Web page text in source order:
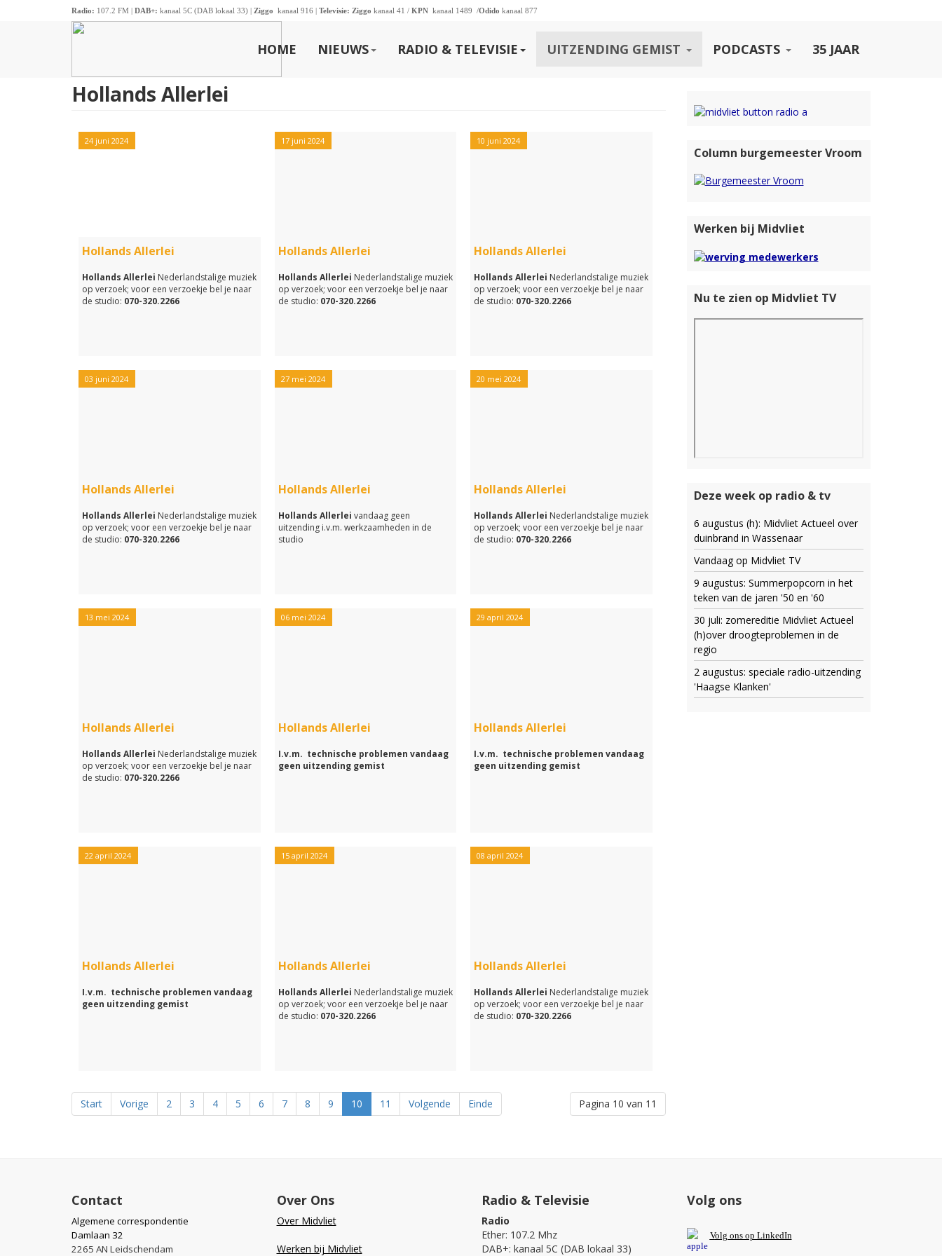
Radio: 107.2 FM | DAB+: kanaal 5C (DAB lokaal 33) | Ziggo kanaal 916 | Televisie: Ziggo kanaal 41 / KPN kanaal 1489 /Odido kanaal 877
HOME NIEUWS RADIO & TELEVISIE UITZENDING GEMIST PODCASTS 35 JAAR
Hollands Allerlei
24 juni 2024
Hollands Allerlei
Hollands Allerlei Nederlandstalige muziek
op verzoek; voor een verzoekje bel je naar
de studio: 070-320.2266
17 juni 2024
Hollands Allerlei
Hollands Allerlei Nederlandstalige muziek
op verzoek; voor een verzoekje bel je naar
de studio: 070-320.2266
10 juni 2024
Hollands Allerlei
Hollands Allerlei Nederlandstalige muziek
op verzoek; voor een verzoekje bel je naar
de studio: 070-320.2266
03 juni 2024
Hollands Allerlei
Hollands Allerlei Nederlandstalige muziek
op verzoek; voor een verzoekje bel je naar
de studio: 070-320.2266
27 mei 2024
Hollands Allerlei
Hollands Allerlei vandaag geen
uitzending i.v.m. werkzaamheden in de
studio
20 mei 2024
Hollands Allerlei
Hollands Allerlei Nederlandstalige muziek
op verzoek; voor een verzoekje bel je naar
de studio: 070-320.2266
13 mei 2024
Hollands Allerlei
Hollands Allerlei Nederlandstalige muziek
op verzoek; voor een verzoekje bel je naar
de studio: 070-320.2266
06 mei 2024
Hollands Allerlei
I.v.m. technische problemen vandaag
geen uitzending gemist
29 april 2024
Hollands Allerlei
I.v.m. technische problemen vandaag
geen uitzending gemist
22 april 2024
Hollands Allerlei
I.v.m. technische problemen vandaag
geen uitzending gemist
15 april 2024
Hollands Allerlei
Hollands Allerlei Nederlandstalige muziek
op verzoek; voor een verzoekje bel je naar
de studio: 070-320.2266
08 april 2024
Hollands Allerlei
Hollands Allerlei Nederlandstalige muziek
op verzoek; voor een verzoekje bel je naar
de studio: 070-320.2266
Pagina 10 van 11
Start Vorige 2 3 4 5 6 7 8 9 10 11 Volgende Einde
Column burgemeester Vroom
Werken bij Midvliet
Nu te zien op Midvliet TV
Deze week op radio & tv
6 augustus (h): Midvliet Actueel over
duinbrand in Wassenaar
Vandaag op Midvliet TV
9 augustus: Summerpopcorn in het
teken van de jaren '50 en '60
30 juli: zomereditie Midvliet Actueel
(h)over droogteproblemen in de
regio
2 augustus: speciale radio-uitzending
'Haagse Klanken'
Contact
Algemene correspondentie
Damlaan 32
2265 AN Leidschendam
Over Ons
Over Midvliet
Werken bij Midvliet
Radio & Televisie
Radio
Ether: 107.2 Mhz
DAB+: kanaal 5C (DAB lokaal 33)
Volg ons
Volg ons op LinkedIn